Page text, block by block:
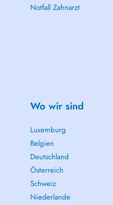
Notfall Zahnarzt
Wo wir sind
Luxemburg
Belgien
Deutschland
Österreich
Schweiz
Niederlande